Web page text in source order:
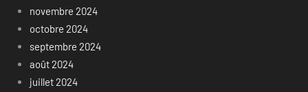
novembre 2024
octobre 2024
septembre 2024
août 2024
juillet 2024